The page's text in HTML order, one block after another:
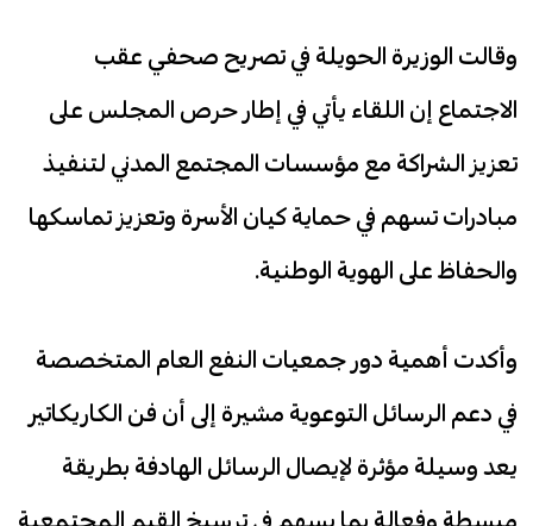
وقالت الوزيرة الحويلة في تصريح صحفي عقب
الاجتماع إن اللقاء يأتي في إطار حرص المجلس على
تعزيز الشراكة مع مؤسسات المجتمع المدني لتنفيذ
مبادرات تسهم في حماية كيان الأسرة وتعزيز تماسكها
والحفاظ على الهوية الوطنية.
وأكدت أهمية دور جمعيات النفع العام المتخصصة
في دعم الرسائل التوعوية مشيرة إلى أن فن الكاريكاتير
يعد وسيلة مؤثرة لإيصال الرسائل الهادفة بطريقة
مبسطة وفعالة بما يسهم في ترسيخ القيم المجتمعية